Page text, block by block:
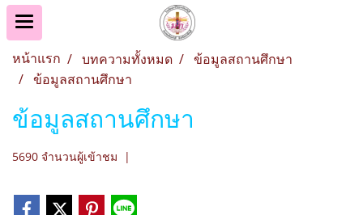
หน้าแรก บทความทั้งหมด
ข้อมูลสถานศึกษา
ข้อมูลสถานศึกษา
ข้อมูลสถานศึกษา
5690 จำนวนผู้เข้าชม |